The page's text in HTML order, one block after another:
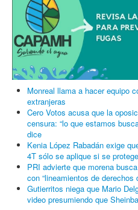
Monreal llama a hacer equipo
extranjeras
Cero Votos acusa que la
censura: “lo que estamos
dice
Kenia López Rabadán exige
4T sólo se aplique si se
PRI advierte que morena
con “lineamientos de derechos
Gutierritos niega que Mario
video presumiendo que